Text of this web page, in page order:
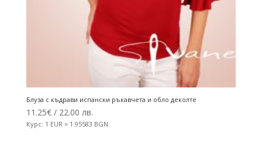
Блуза с къдрави испански ръкавчета и обло деколте
11.25€/ 22.00 лв.
Курс: 1 EUR = 1.95583 BGN